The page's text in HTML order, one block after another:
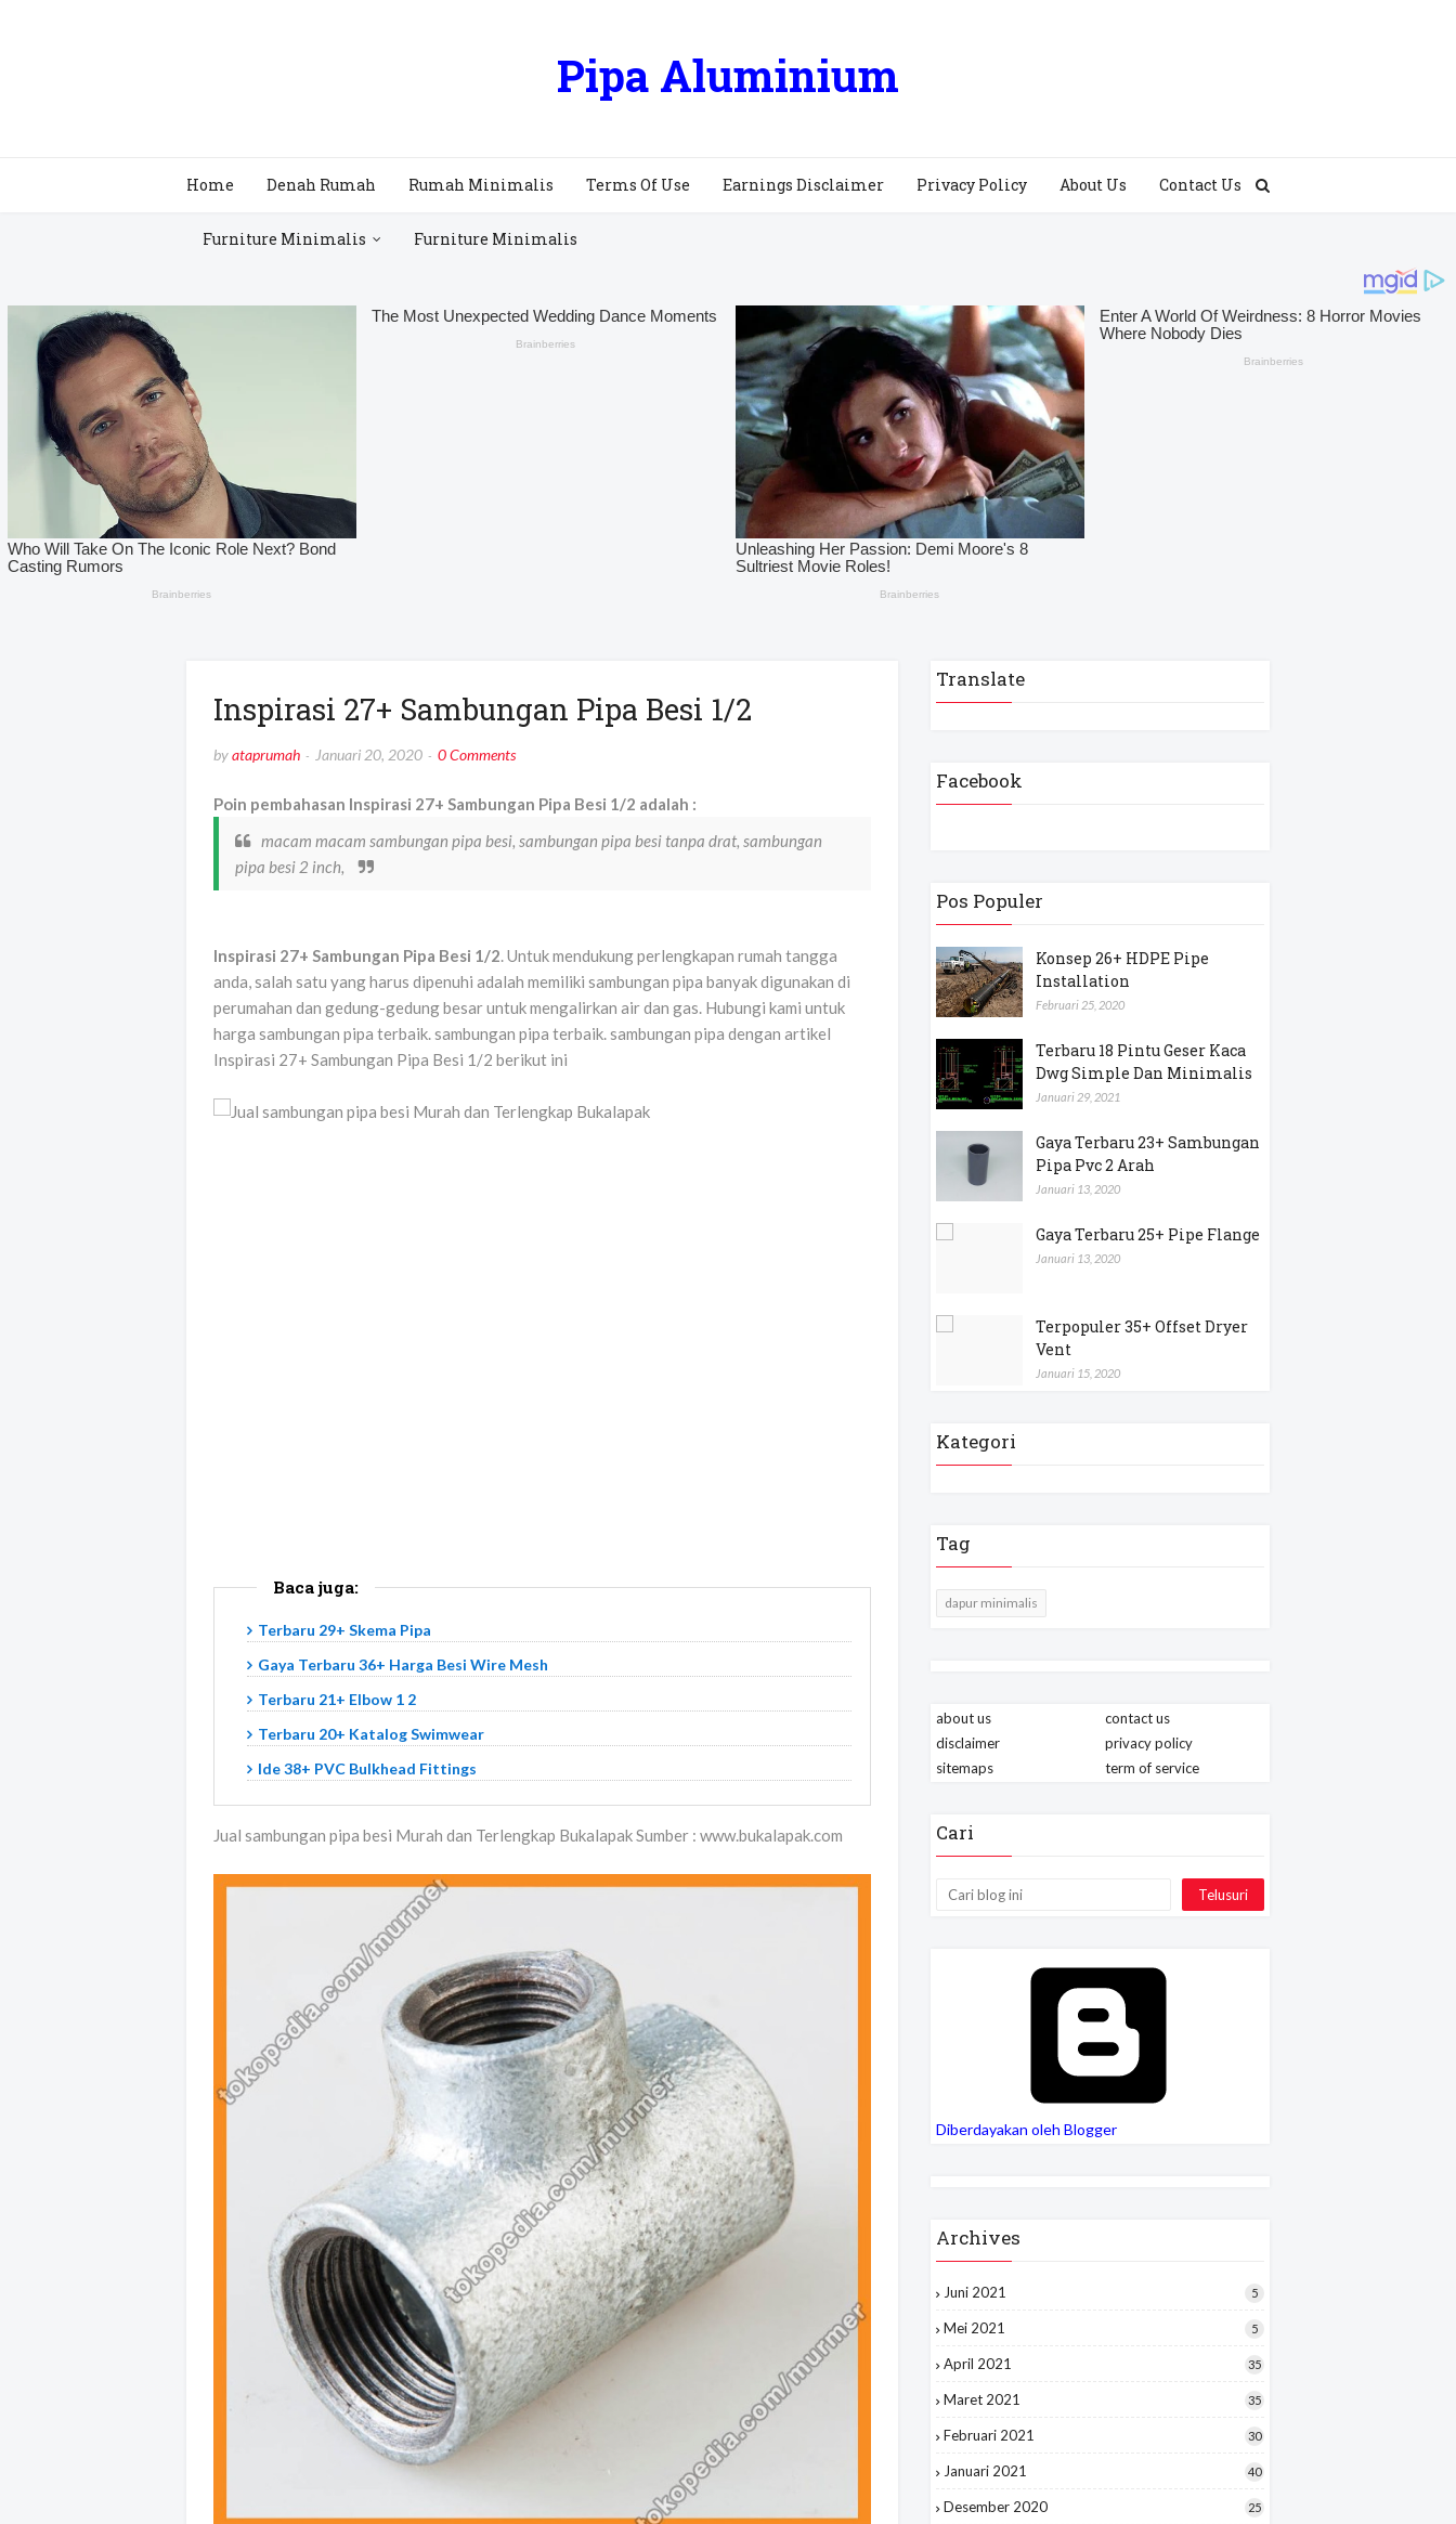
Pipa Aluminium
Home Denah Rumah Rumah Minimalis Terms Of Use Earnings Disclaimer Privacy Policy About Us Contact Us
Furniture Minimalis Furniture Minimalis
Inspirasi 27+ Sambungan Pipa Besi 1/2
byataprumah Januari 20, 2020 0 Comments
Poin pembahasan Inspirasi 27+ Sambungan Pipa Besi 1/2 adalah :
macam macam sambungan pipa besi, sambungan pipa besi tanpa drat, sambungan
pipa besi 2 inch,
Inspirasi 27+ Sambungan Pipa Besi 1/2. Untuk mendukung perlengkapan rumah tangga
anda, salah satu yang harus dipenuhi adalah memiliki sambungan pipa banyak digunakan di
perumahan dan gedung-gedung besar untuk mengalirkan air dan gas. Hubungi kami untuk
harga sambungan pipa terbaik. sambungan pipa terbaik. sambungan pipa dengan artikel
Inspirasi 27+ Sambungan Pipa Besi 1/2 berikut ini
Baca juga:
Terbaru 29+ Skema Pipa
Gaya Terbaru 36+ Harga Besi Wire Mesh
Terbaru 21+ Elbow 1 2
Terbaru 20+ Katalog Swimwear
Ide 38+ PVC Bulkhead Fittings
Jual sambungan pipa besi Murah dan Terlengkap Bukalapak Sumber : www.bukalapak.com
Translate
Facebook
Pos Populer
Konsep 26+ HDPE Pipe
Installation
Februari 25, 2020
Terbaru 18 Pintu Geser Kaca
Dwg Simple Dan Minimalis
Januari 29, 2021
Gaya Terbaru 23+ Sambungan
Pipa Pvc 2 Arah
Januari 13, 2020
Gaya Terbaru 25+ Pipe Flange
Januari 13, 2020
Terpopuler 35+ Offset Dryer
Vent
Januari 15, 2020
Kategori
Tag
dapur minimalis
about us
contact us
disclaimer
privacy policy
sitemaps
term of service
Cari
Diberdayakan oleh Blogger
Archives
Juni 2021 5
Mei 2021 5
April 2021 35
Maret 2021 35
Februari 2021 30
Januari 2021 40
Desember 2020 25